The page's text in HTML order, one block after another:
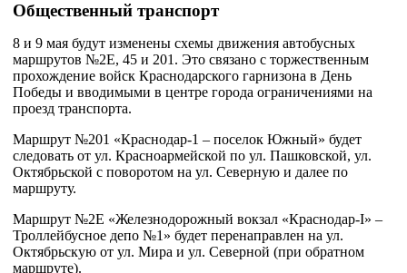
Общественный транспорт
8 и 9 мая будут изменены схемы движения автобусных
маршрутов №2Е, 45 и 201. Это связано с торжественным
прохождение войск Краснодарского гарнизона в День
Победы и вводимыми в центре города ограничениями на
проезд транспорта.
Маршрут №201 «Краснодар-1 – поселок Южный» будет
следовать от ул. Красноармейской по ул. Пашковской, ул.
Октябрьской с поворотом на ул. Северную и далее по
маршруту.
Маршрут №2Е «Железнодорожный вокзал «Краснодар-I» –
Троллейбусное депо №1» будет перенаправлен на ул.
Октябрьскую от ул. Мира и ул. Северной (при обратном
маршруте).